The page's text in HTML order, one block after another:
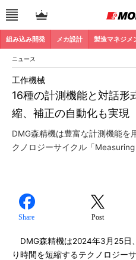
組み込み開発 メカ設計 製造マネジメ
ニュース
16種の計測機能と対話形
縮、補正の自動化も実現
工作機械
DMG森精機は豊富な計測機能を
クノロジーサイクル「Measuring
Share Post
DMG森精機は2024年3月25日
り時間を短縮するテクノロジー